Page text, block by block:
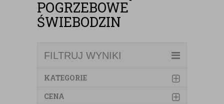
POGRZEBOWE
ŚWIEBODZIN
FILTRUJ WYNIKI
KATEGORIE
CENA